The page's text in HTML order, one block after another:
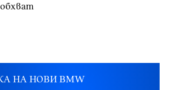
обхват
НА НОВИ BMW